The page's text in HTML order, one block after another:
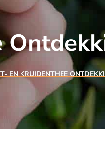
EN KRUIDENTHEE